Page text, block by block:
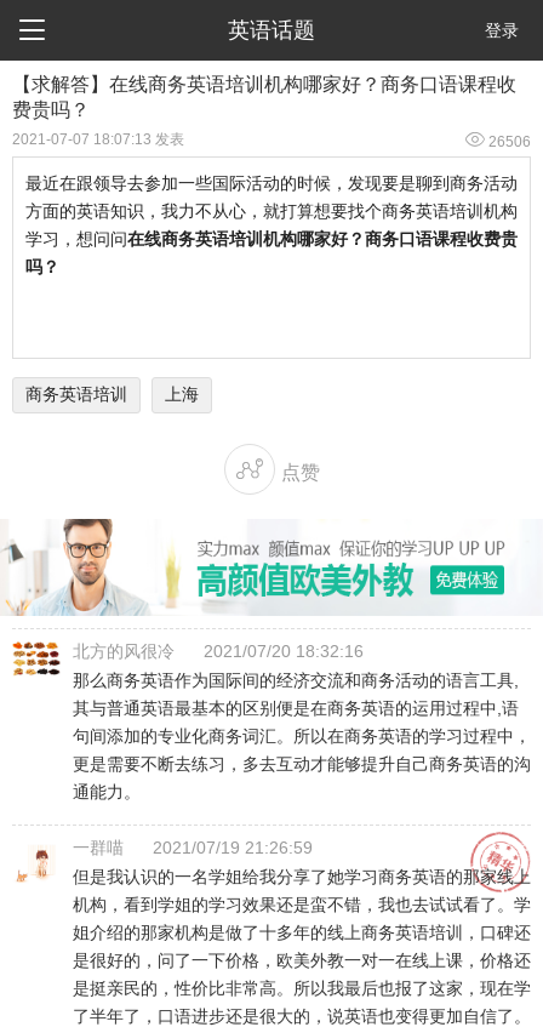
 英语话题 登录
【求解答】在线商务英语培训机构哪家好？商务口语课程收
费贵吗？
2021-07-07 18:07:13 发表  26506
最近在跟领导去参加一些国际活动的时候，发现要是聊到商务活动
方面的英语知识，我力不从心，就打算想要找个商务英语培训机构
学习，想问问在线商务英语培训机构哪家好？商务口语课程收费贵
吗？
商务英语培训 上海
 点赞
北方的风很冷
2021/07/20 18:32:16
那么商务英语作为国际间的经济交流和商务活动的语言工具,
其与普通英语最基本的区别便是在商务英语的运用过程中,语
句间添加的专业化商务词汇。所以在商务英语的学习过程中，
更是需要不断去练习，多去互动才能够提升自己商务英语的沟
通能力。
一群喵
2021/07/19 21:26:59
但是我认识的一名学姐给我分享了她学习商务英语的那家线上
机构，看到学姐的学习效果还是蛮不错，我也去试试看了。学
姐介绍的那家机构是做了十多年的线上商务英语培训，口碑还
是很好的，问了一下价格，欧美外教一对一在线上课，价格还
是挺亲民的，性价比非常高。所以我最后也报了这家，现在学
了半年了，口语进步还是很大的，说英语也变得更加自信了。